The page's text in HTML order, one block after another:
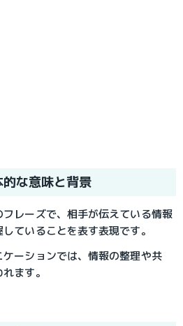
的な意味と背景
フレーズで、相手が伝えている情報
ていることを表す表現です。
ーションでは、情報の整理や共
ます。